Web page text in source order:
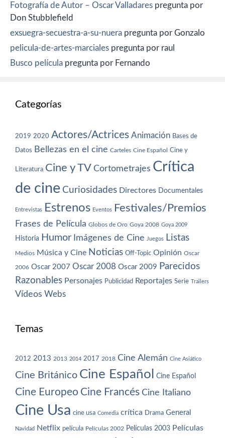
Fotografía de Autor – Oscar Valladares pregunta por
Don Stubblefield
exsuegra-secuestra-a-su-nuera pregunta por Gonzalo
pelicula-de-artes-marciales pregunta por raul
Busco película pregunta por Fernando
Categorías
2019 2020 Actores/Actrices Animación Bases de
Datos Bellezas en el cine Carteles Cine Español Cine y
Literatura Cine y TV Cortometrajes Crítica
de cine Curiosidades Directores Documentales
Entrevistas Estrenos Eventos Festivales/Premios
Frases de Película Globos de Oro Goya 2008 Goya 2009
Historia Humor Imágenes de Cine Juegos Listas
Medios Música y Cine Noticias Off-Topic Opinión Oscar
2006 Oscar 2007 Oscar 2008 Oscar 2009 Parecidos
Razonables Personajes Publicidad Reportajes Serie Trailers
Vídeos Webs
Temas
2012 2013 2013 2014 2017 2018 Cine Alemán Cine Asiático
Cine Británico Cine Español Cine Español
Cine Europeo Cine Francés Cine Italiano
Cine Usa cine usa Comedia crítica Drama General
Navidad Netflix película Películas 2002 Películas 2003 Películas